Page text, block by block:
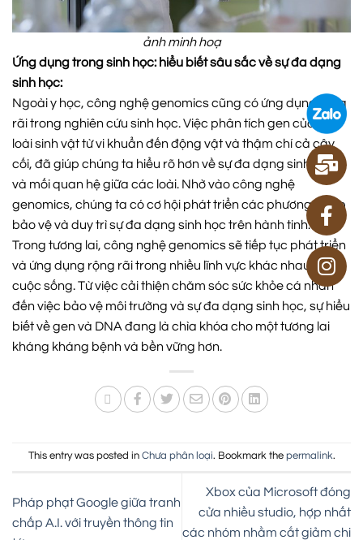
ảnh minh hoạ
Ứng dụng trong sinh học: hiểu biết sâu sắc về sự đa dạng
sinh học:
Ngoài y học, công nghệ genomics cũng có ứng dụng rộng
rãi trong nghiên cứu sinh học. Việc phân tích gen của các
loài sinh vật từ vi khuẩn đến động vật và thậm chí cả cây
cối, đã giúp chúng ta hiểu rõ hơn về sự đa dạng sinh học
và mối quan hệ giữa các loài. Nhờ vào công nghệ
genomics, chúng ta có cơ hội phát triển các phương pháp
bảo vệ và duy trì sự đa dạng sinh học trên hành tinh.
Trong tương lai, công nghệ genomics sẽ tiếp tục phát triển
và ứng dụng rộng rãi trong nhiều lĩnh vực khác nhau của
cuộc sống. Từ việc cải thiện chăm sóc sức khỏe cá nhân
đến việc bảo vệ môi trường và sự đa dạng sinh học, sự hiểu
biết về gen và DNA đang là chìa khóa cho một tương lai
kháng kháng bệnh và bền vững hơn.
This entry was posted in Chưa phân loại. Bookmark the permalink.
Pháp phạt Google giữa tranh
chấp A.I. với truyền thông tin
Xbox của Microsoft đóng
cửa nhiều studio, hợp nhất
các nhóm nhằm cắt giảm chi